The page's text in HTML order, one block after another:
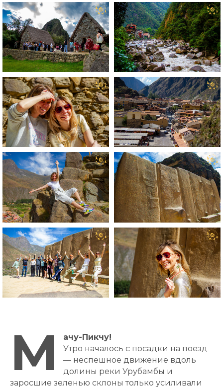
М
ачу-Пикчу!
Утро началось с посадки на поезд
— неспешное движение вдоль
долины реки Урубамбы и
заросшие зеленью склоны только усиливали